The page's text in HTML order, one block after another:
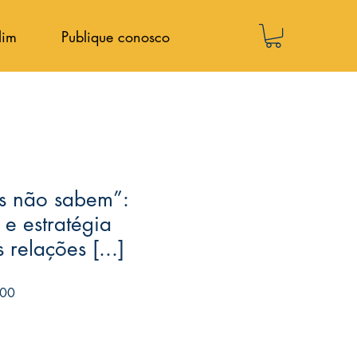
Publique conosco
não sabem”:
estratégia
relações [...]
Preço